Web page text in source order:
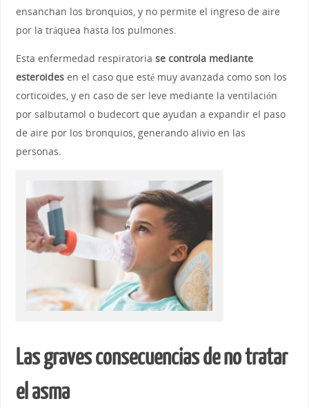
ensanchan los bronquios, y no permite el ingreso de aire
por la tráquea hasta los pulmones.
Esta enfermedad respiratoria se controla mediante
esteroidesen el caso que esté muy avanzada como son los
corticoides, y en caso de ser leve mediante la ventilación
por salbutamol o budecort que ayudan a expandir el paso
de aire por los bronquios, generando alivio en las
personas.
Las graves consecuencias de no tratar
el asma